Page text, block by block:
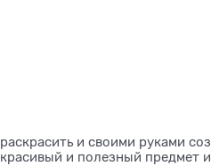
раскрасить и своими руками
красивый и полезный предмет